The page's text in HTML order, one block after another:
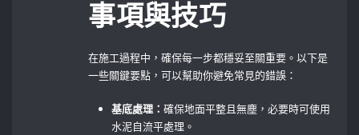
事項與技巧
在施工過程中，確保每一步都穩妥至關重要。以下是
一些關鍵要點，可以幫助你避免常見的錯誤：
基底處理：確保地面平整且無塵，必要時可使用
水泥自流平處理。